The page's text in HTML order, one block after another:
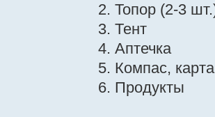
2. Топор (2-3
3. Тент
4. Аптечка
5. Компас, карта
6. Продукты